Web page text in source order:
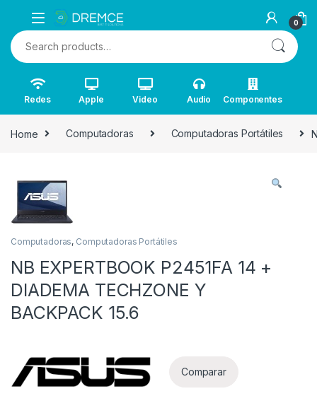
0
Search for:
Redes Apple Video Audio Componentes
Home Computadoras Computadoras Portátiles
Computadoras, Computadoras Portátiles
NB EXPERTBOOK P2451FA 14 +
DIADEMA TECHZONE Y
BACKPACK 15.6
Comparar